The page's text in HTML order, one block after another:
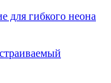
для гибкого неона